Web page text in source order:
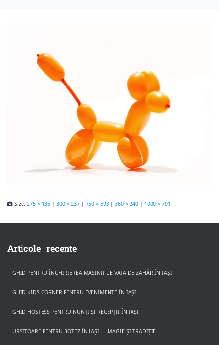
Size: 275 × 135 | 300 × 237 | 750 × 593 | 360 × 240 | 1000 × 791
Articole recente
GHID PENTRU ÎNCHIRIEREA MAȘINII DE VATĂ DE ZAHĂR ÎN IAȘI
GHID KIDS CORNER PENTRU EVENIMENTE ÎN IAȘI
GHID HOSTESS PENTRU NUNȚI ȘI RECEPȚII ÎN IAȘI
URSITOARE PENTRU BOTEZ ÎN IAȘI — MAGIE ȘI TRADIȚIE